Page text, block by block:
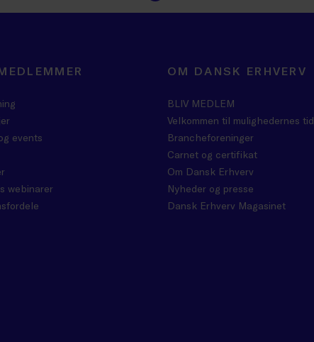
events
webinarer
OM DANSK ERHVERV
BLIV MEDLEM
Velkommen til mulighedernes tid
Brancheforeninger
Carnet og certifikat
Om Dansk Erhverv
Nyheder og presse
Dansk Erhverv Magasinet